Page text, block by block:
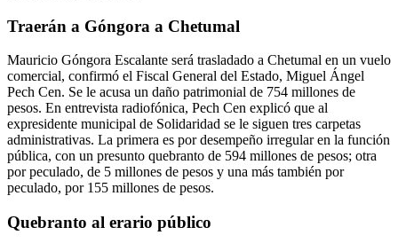
Traerán a Góngora a Chetumal
Mauricio Góngora Escalante será trasladado a Chetumal en un vuelo
comercial, confirmó el Fiscal General del Estado, Miguel Ángel
Pech Cen. Se le acusa un daño patrimonial de 754 millones de
pesos. En entrevista radiofónica, Pech Cen explicó que al
expresidente municipal de Solidaridad se le siguen tres carpetas
administrativas. La primera es por desempeño irregular en la función
pública, con un presunto quebranto de 594 millones de pesos; otra
por peculado, de 5 millones de pesos y una más también por
peculado, por 155 millones de pesos.
Quebranto al erario público